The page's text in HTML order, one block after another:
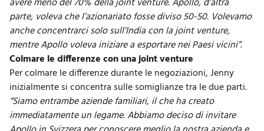
parte, voleva che l’azionariato fosse diviso 50-50. Volevamo
anche concentrarci solo sull’India con la joint venture,
mentre Apollo voleva iniziare a esportare nei Paesi vicini”.
Colmare le differenze con una joint venture
Per colmare le differenze durante le negoziazioni, Jenny
inizialmente si concentra sulle somiglianze tra le due parti.
“Siamo entrambe aziende familiari, il che ha creato
immediatamente un legame. Abbiamo deciso di invitare